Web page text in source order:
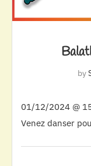
by
01/12/2024 @
Venez danser